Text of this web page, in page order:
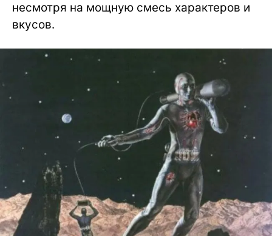
несмотря на мощную смесь характеров и
вкусов.